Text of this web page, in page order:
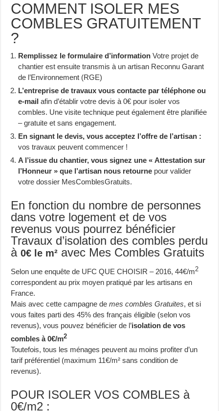
COMMENT ISOLER MES
COMBLES GRATUITEMENT
?
Remplissez le formulaire d’information Votre projet de
chantier est ensuite transmis à un artisan Reconnu Garant
de l’Environnement (RGE)
L’entreprise de travaux vous contacte par téléphone ou
e-mail afin d’établir votre devis à 0€ pour isoler vos
combles. Une visite technique peut également être planifiée
– gratuite et sans engagement.
En signant le devis, vous acceptez l’offre de l’artisan :
vos travaux peuvent commencer !
A l’issue du chantier, vous signez une « Attestation sur
l’Honneur » que l’artisan nous retourne pour valider
votre dossier MesComblesGratuits.
En fonction du nombre de personnes
dans votre logement et de vos
revenus vous pourrez bénéficier
Travaux d’isolation des combles perdu
à0€ le m² avec Mes Combles Gratuits
Selon une enquête de UFC QUE CHOISIR – 2016, 44€/m2
correspondent au prix moyen pratiqué par les artisans en
France.
Mais avec cette campagne demes combles Gratuites, et si
vous faites parti des 45% des français éligible (selon vos
revenus), vous pouvez bénéficier de l’isolation de vos
combles à 0€/m2
Toutefois, tous les ménages peuvent au moins profiter d’un
tarif préférentiel (maximum 11€/m² sans condition de
revenus).
POUR ISOLER VOS COMBLES à
0€/m2 :